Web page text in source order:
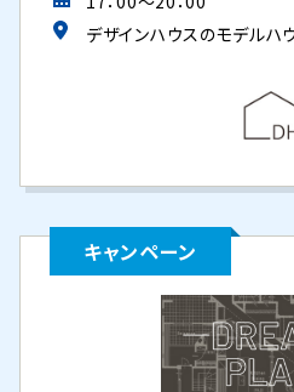
デザインハウスのモデルハ
キャンペーン